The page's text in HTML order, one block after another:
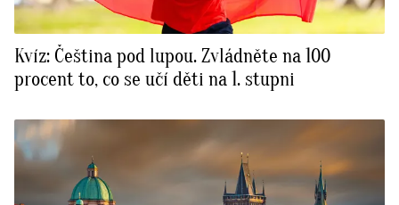
Kvíz: Čeština pod lupou. Zvládněte na 100
procent to, co se učí děti na 1. stupni